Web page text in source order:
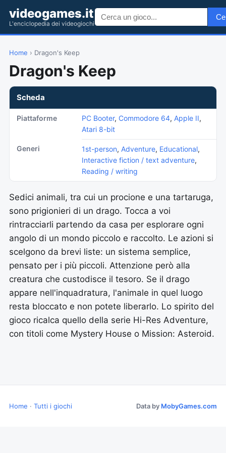
videogames.it
L'enciclopedia dei videogiochi
Home › Dragon's Keep
Dragon's Keep
Scheda
Piattaforme PC Booter, Commodore 64, Apple II,
Atari 8-bit
Generi 1st-person, Adventure, Educational,
Interactive fiction / text adventure,
Reading / writing
Sedici animali, tra cui un procione e una tartaruga,
sono prigionieri di un drago. Tocca a voi
rintracciarli partendo da casa per esplorare ogni
angolo di un mondo piccolo e raccolto. Le azioni si
scelgono da brevi liste: un sistema semplice,
pensato per i più piccoli. Attenzione però alla
creatura che custodisce il tesoro. Se il drago
appare nell'inquadratura, l'animale in quel luogo
resta bloccato e non potete liberarlo. Lo spirito del
gioco ricalca quello della serie Hi-Res Adventure,
con titoli come Mystery House o Mission: Asteroid.
Home · Tutti i giochi Data by MobyGames.com